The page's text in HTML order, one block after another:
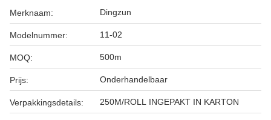
Merknaam: Dingzun
Modelnummer: 11-02
MOQ: 500m
Prijs: Onderhandelbaar
Verpakkingsdetails: 250M/ROLL INGEPAKT IN KARTON